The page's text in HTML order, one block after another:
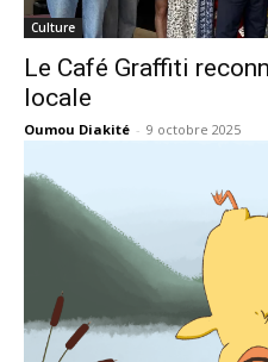
Culture
Le Café Graffiti
locale
Oumou Diakité - 9 octobre 2025